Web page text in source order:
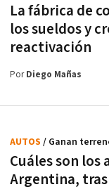
La fábrica de
los sueldos y
reactivación
PorDiego Mañas
Cuáles son los
Argentina, tras
AUTOS / Ganan